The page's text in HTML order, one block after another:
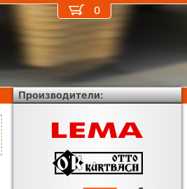
0
Производители: